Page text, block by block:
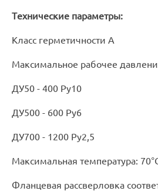
Технические параметры:
Класс герметичности А
Максимальное рабочее
ДУ50 - 400 Pу10
ДУ500 - 600 Pу6
ДУ700 - 1200 Pу2,5
Максимальная температура:
Фланцевая рассверловка